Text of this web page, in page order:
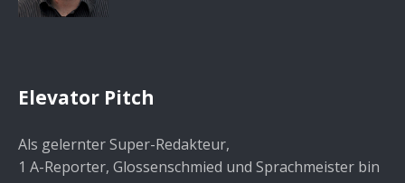
Elevator Pitch
Als gelernter Super-Redakteur,
1 A-Reporter, Glossenschmied und Sprachmeister bin